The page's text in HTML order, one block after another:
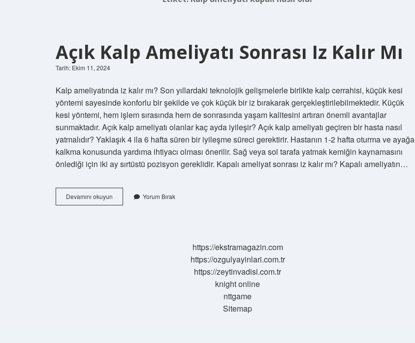
Açık Kalp Ameliyatı Sonrası Iz Kalır Mı
Tarih: Ekim 11, 2024
Kalp ameliyatında iz kalır mı? Son yıllardaki teknolojik gelişmelerle birlikte kalp cerrahisi, küçük kesi
yöntemi sayesinde konforlu bir şekilde ve çok küçük bir iz bırakarak gerçekleştirilebilmektedir. Küçük
kesi yöntemi, hem işlem sırasında hem de sonrasında yaşam kalitesini artıran önemli avantajlar
sunmaktadır. Açık kalp ameliyatı olanlar kaç ayda iyileşir? Açık kalp ameliyatı geçiren bir hasta nasıl
yatmalıdır? Yaklaşık 4 ila 6 hafta süren bir iyileşme süreci gerektirir. Hastanın 1-2 hafta oturma ve ayağa
kalkma konusunda yardıma ihtiyacı olması önerilir. Sağ veya sol tarafa yatmak kemiğin kaynamasını
önlediği için iki ay sırtüstü pozisyon gereklidir. Kapalı ameliyat sonrası iz kalır mı? Kapalı ameliyatın…
Devamını okuyun
Kalp
Yorum Bırak
https://ekstramagazin.com
https://ozgulyayinlari.com.tr
https://zeytinvadisi.com.tr
knight online
nttgame
Sitemap